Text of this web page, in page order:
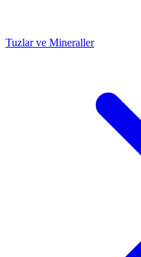
Tuzlar ve Mineraller